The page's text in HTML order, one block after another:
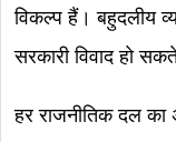
विकल्प हैं। बहुदलीय
सरकारी विवाद हो
हर राजनीतिक दल का